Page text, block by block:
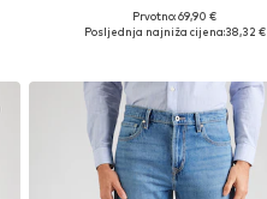
+ 2
Prvotno: 69,90 €
Posljednja najniža cijena:38,32 €